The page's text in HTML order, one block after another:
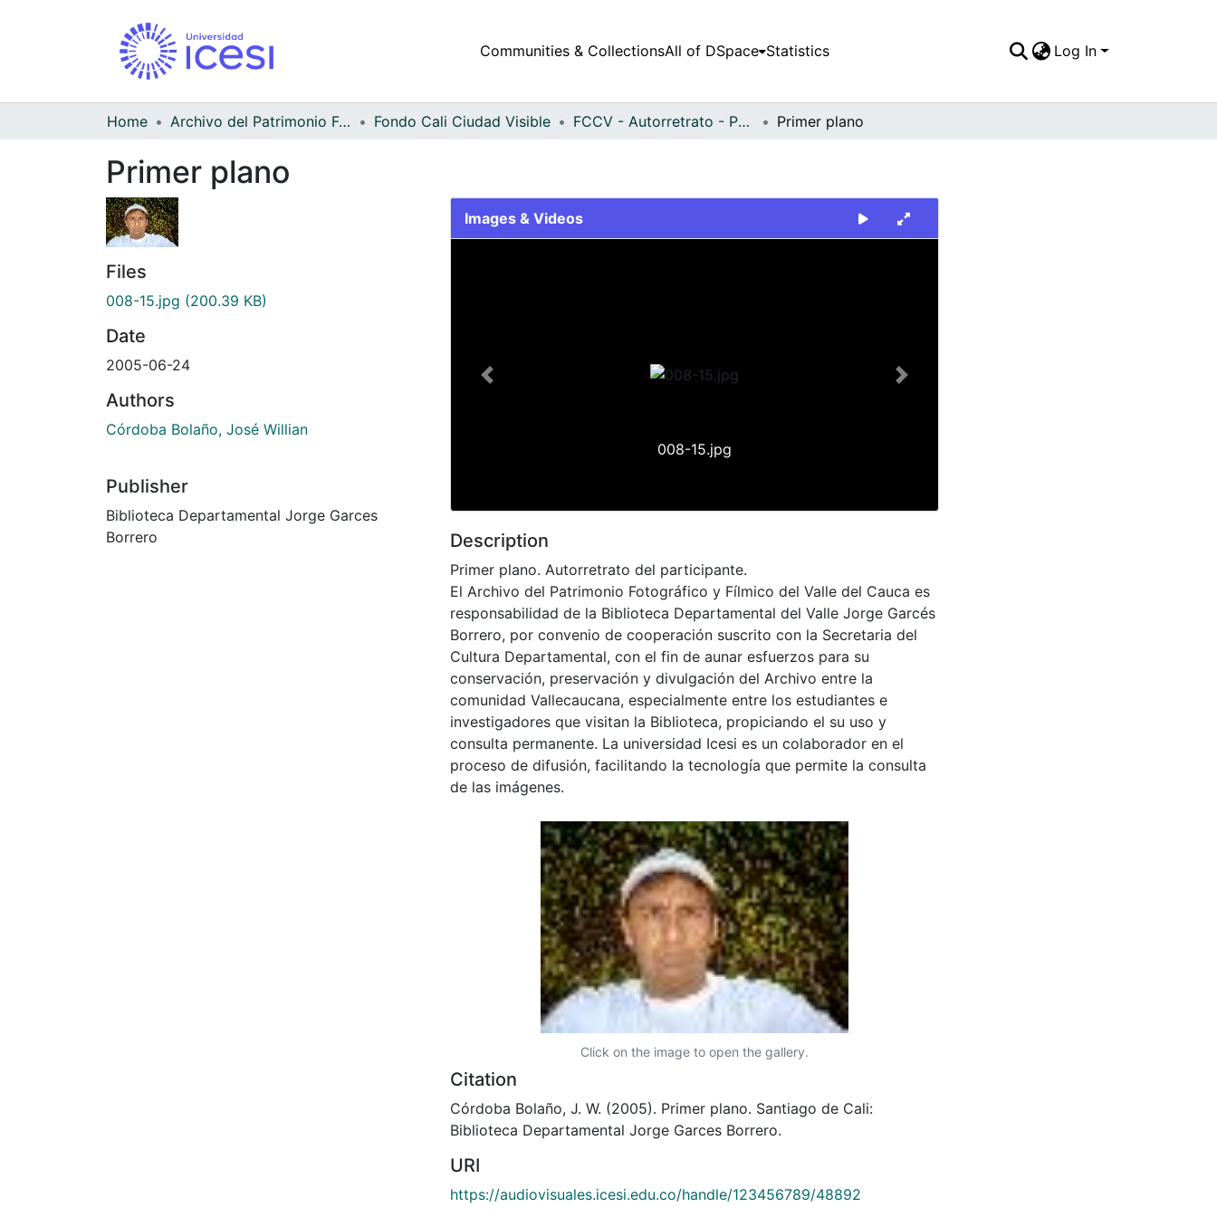
Communities & CollectionsAll of DSpace Statistics Log In
Home Archivo del Patrimonio Fotográfico y Fílmico del Valle del Cauca Fondo Cali Ciudad Visible FCCV - Autorretrato - Patrimonial Primer plano
Primer plano
Files
008-15.jpg (200.39 KB)
Date
2005-06-24
Authors
Córdoba Bolaño, José Willian
Publisher
Biblioteca Departamental Jorge Garces
Borrero
Images & Videos
008-15.jpg
Previous Next
Description
Primer plano. Autorretrato del participante.
El Archivo del Patrimonio Fotográfico y Fílmico del Valle del Cauca es
responsabilidad de la Biblioteca Departamental del Valle Jorge Garcés
Borrero, por convenio de cooperación suscrito con la Secretaria del
Cultura Departamental, con el fin de aunar esfuerzos para su
conservación, preservación y divulgación del Archivo entre la
comunidad Vallecaucana, especialmente entre los estudiantes e
investigadores que visitan la Biblioteca, propiciando el su uso y
consulta permanente. La universidad Icesi es un colaborador en el
proceso de difusión, facilitando la tecnología que permite la consulta
de las imágenes.
Click on the image to open the gallery.
Citation
Córdoba Bolaño, J. W. (2005). Primer plano. Santiago de Cali:
Biblioteca Departamental Jorge Garces Borrero.
URI
https://audiovisuales.icesi.edu.co/handle/123456789/48892